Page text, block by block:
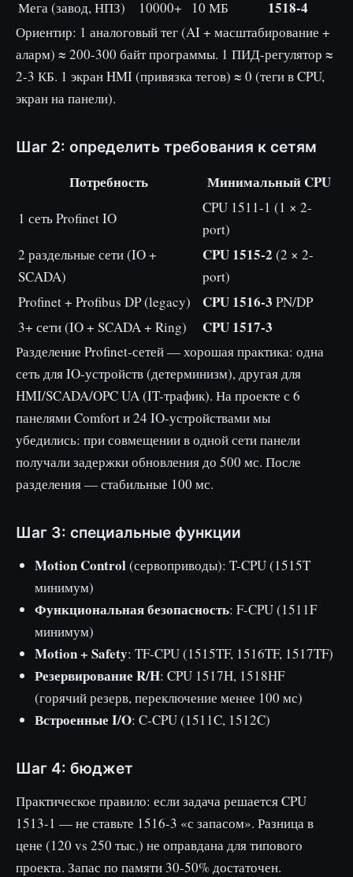
Мега (завод, НПЗ) 10000+ 10 МБ 1518-4
Ориентир: 1 аналоговый тег (AI + масштабирование +
аларм) ≈ 200-300 байт программы. 1 ПИД-регулятор ≈
2-3 КБ. 1 экран HMI (привязка тегов) ≈ 0 (теги в CPU,
экран на панели).
Шаг 2: определить требования к сетям
Потребность Минимальный CPU
1 сеть Profinet IO
CPU 1511-1 (1 × 2-
port)
2 раздельные сети (IO +
SCADA)
CPU 1515-2 (2 × 2-
port)
Profinet + Profibus DP (legacy)
CPU 1516-3 PN/DP
3+ сети (IO + SCADA + Ring)
CPU 1517-3
Разделение Profinet-сетей — хорошая практика: одна
сеть для IO-устройств (детерминизм), другая для
HMI/SCADA/OPC UA (IT-трафик). На проекте с 6
панелями Comfort и 24 IO-устройствами мы
убедились: при совмещении в одной сети панели
получали задержки обновления до 500 мс. После
разделения — стабильные 100 мс.
Шаг 3: специальные функции
Motion Control(сервоприводы): T-CPU (1515T
минимум)
Функциональная безопасность: F-CPU (1511F
минимум)
Motion + Safety: TF-CPU (1515TF, 1516TF, 1517TF)
Резервирование R/H: CPU 1517H, 1518HF
(горячий резерв, переключение менее 100 мс)
Встроенные I/O: C-CPU (1511C, 1512C)
Шаг 4: бюджет
Практическое правило: если задача решается CPU
1513-1 — не ставьте 1516-3 «с запасом». Разница в
цене (120 vs 250 тыс.) не оправдана для типового
проекта. Запас по памяти 30-50% достаточен.